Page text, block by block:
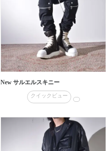
New サルエルスキニー
クイックビュー